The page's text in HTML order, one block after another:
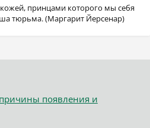
принцами которого мы себя
тюрьма. (Маргарит Йерсенар)
появления и